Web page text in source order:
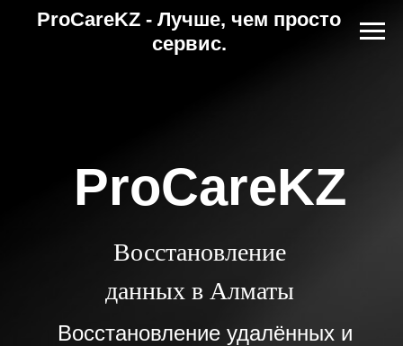
ProCareKZ - Лучше, чем просто
сервис.
Восстановление
данных в Алматы
Восстановление удалённых и
ProCareKZ